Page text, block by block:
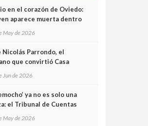
en el corazón de Oviedo:
aparece muerta dentro
captan sus últimos
May de 2026
Nicolás Parrondo, el
que convirtió Casa
Jun de 2026
ya no es solo una
el Tribunal de Cuentas
de los trenes que no
May de 2026